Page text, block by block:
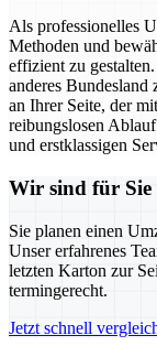
Als professionelles
Methoden und
effizient zu
anderes Bundesland
an Ihrer Seite, der
reibungslosen
und erstklassigen
Wir sind für Sie
Sie planen einen
Unser erfahrenes
letzten Karton zur
termingerecht.
Jetzt schnell